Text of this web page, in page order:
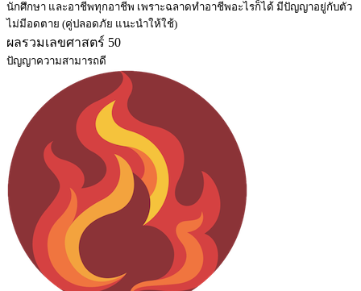
นักศึกษา และอาชีพทุกอาชีพ เพราะฉลาดทำอาชีพอะไรก็ได้ มีปัญญาอยู่กับตัว
ไม่มีอดตาย (คู่ปลอดภัย แนะนำให้ใช้)
ผลรวมเลขศาสตร์ 50
ปัญญาความสามารถดี